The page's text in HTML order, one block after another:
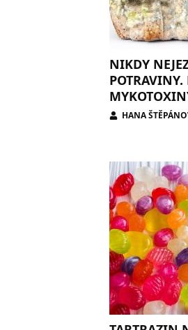
NIKDY
HANA